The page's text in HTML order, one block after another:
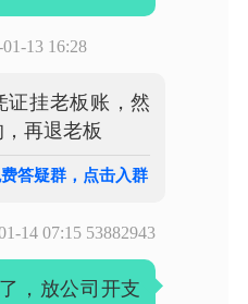
13 16:28
证挂老板账，然
再退老板
答疑群，点击入群
14 07:15 53882943
，放公司开支